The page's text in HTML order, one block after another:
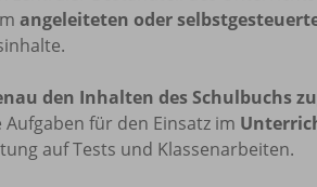
angeleiteten oder
den Inhalten des Schulbuchs
für den Einsatz im
auf Tests und Klassenarbeiten.